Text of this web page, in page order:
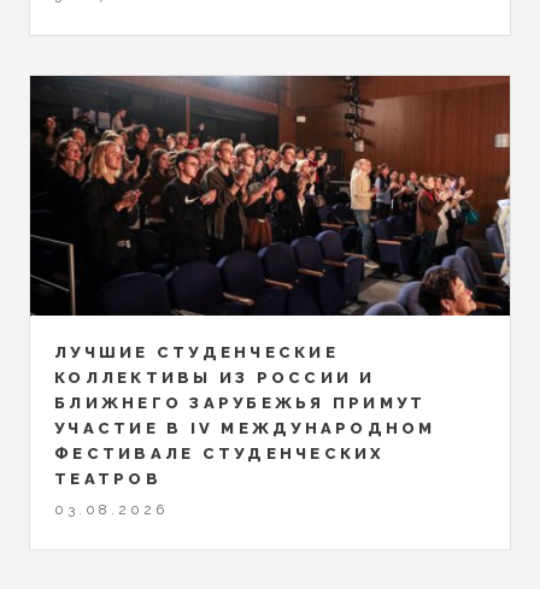
ЛУЧШИЕ СТУДЕНЧЕСКИЕ
КОЛЛЕКТИВЫ ИЗ РОССИИ И
БЛИЖНЕГО ЗАРУБЕЖЬЯ ПРИМУТ
УЧАСТИЕ В IV МЕЖДУНАРОДНОМ
ФЕСТИВАЛЕ СТУДЕНЧЕСКИХ
ТЕАТРОВ
03.08.2026